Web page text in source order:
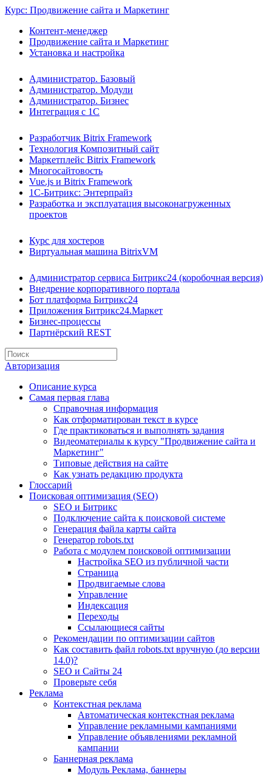
Курс: Продвижение сайта и Маркетинг
Контент-менеджер
Продвижение сайта и Маркетинг
Установка и настройка
Администратор. Базовый
Администратор. Модули
Администратор. Бизнес
Интеграция с 1С
Разработчик Bitrix Framework
Технология Композитный сайт
Маркетплейс Bitrix Framework
Многосайтовость
Vue.js и Bitrix Framework
1С-Битрикс: Энтерпрайз
Разработка и эксплуатация высоконагруженных
проектов
Курс для хостеров
Виртуальная машина BitrixVM
Администратор сервиса Битрикс24 (коробочная версия)
Внедрение корпоративного портала
Бот платформа Битрикс24
Приложения Битрикс24.Маркет
Бизнес-процессы
Партнёрский REST
Авторизация
Описание курса
Самая первая глава
Справочная информация
Как отформатирован текст в курсе
Где практиковаться и выполнять задания
Видеоматериалы к курсу "Продвижение сайта и
Маркетинг"
Типовые действия на сайте
Как узнать редакцию продукта
Глоссарий
Поисковая оптимизация (SEO)
SEO и Битрикс
Подключение сайта к поисковой системе
Генерация файла карты сайта
Генератор robots.txt
Работа с модулем поисковой оптимизации
Настройка SEO из публичной части
Страница
Продвигаемые слова
Управление
Индексация
Переходы
Ссылающиеся сайты
Рекомендации по оптимизации сайтов
Как составить файл robots.txt вручную (до версии
14.0)?
SEO и Сайты 24
Проверьте себя
Реклама
Контекстная реклама
Автоматическая контекстная реклама
Управление рекламными кампаниями
Управление объявлениями рекламной
кампании
Баннерная реклама
Модуль Реклама, баннеры